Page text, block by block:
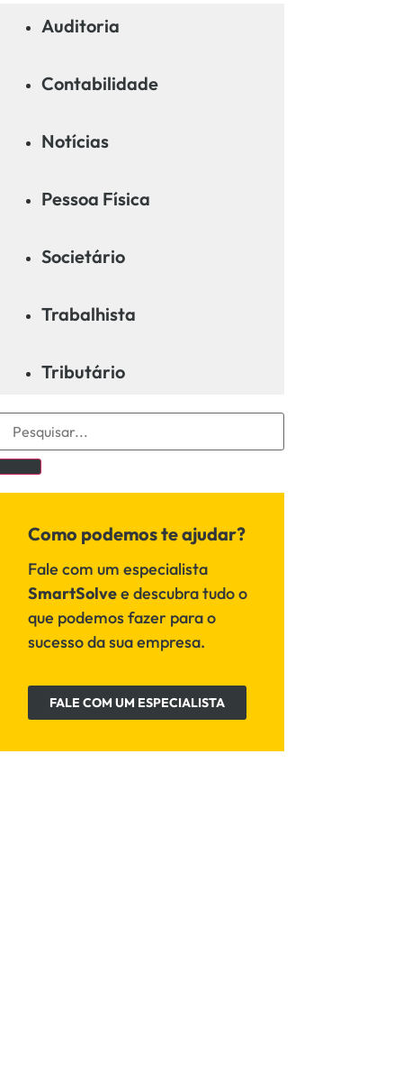
Auditoria
Contabilidade
Notícias
Pessoa Física
Societário
Trabalhista
Tributário
Como podemos te ajudar?
Fale com um especialista
SmartSolvee descubra tudo o
que podemos fazer para o
sucesso da sua empresa.
FALE COM UM ESPECIALISTA